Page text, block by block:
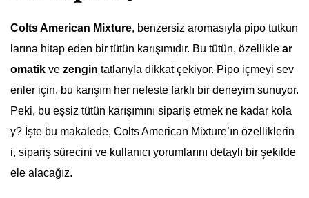
Colts American Mixture, benzersiz aromasıyla pipo tutkun
larına hitap eden bir tütün karışımıdır. Bu tütün, özellikle ar
omatik ve zengin tatlarıyla dikkat çekiyor. Pipo içmeyi sev
enler için, bu karışım her nefeste farklı bir deneyim sunuyor.
Peki, bu eşsiz tütün karışımını sipariş etmek ne kadar kola
y? İşte bu makalede, Colts American Mixture’ın özelliklerin
i, sipariş sürecini ve kullanıcı yorumlarını detaylı bir şekilde
ele alacağız.